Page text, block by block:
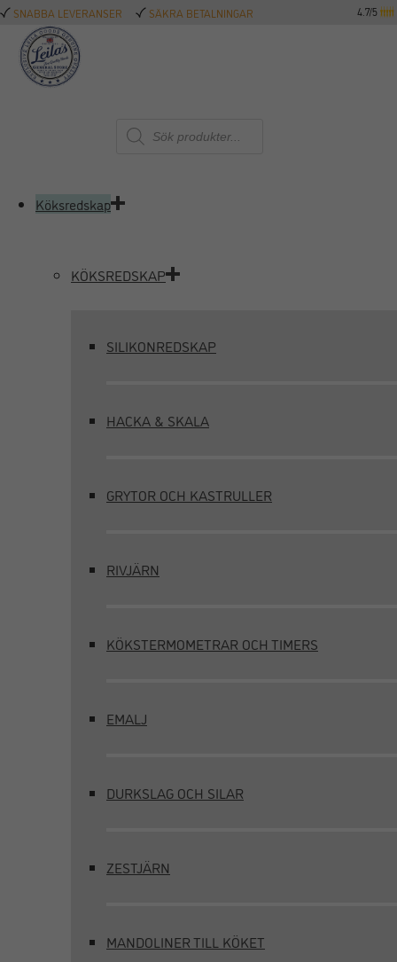
SNABBA LEVERANSER SÄKRA BETALNINGAR 4.7/5
Produktsökning
Köksredskap
KÖKSREDSKAP
SILIKONREDSKAP
HACKA & SKALA
GRYTOR OCH KASTRULLER
RIVJÄRN
KÖKSTERMOMETRAR OCH TIMERS
EMALJ
DURKSLAG OCH SILAR
ZESTJÄRN
MANDOLINER TILL KÖKET